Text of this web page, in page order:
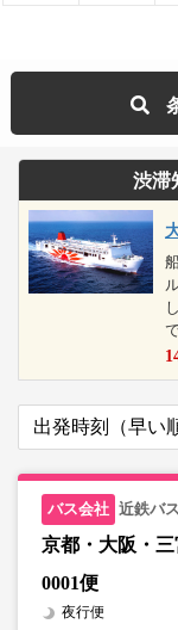
渋滞
近鉄バ
京都・大阪・
0001便
夜行便